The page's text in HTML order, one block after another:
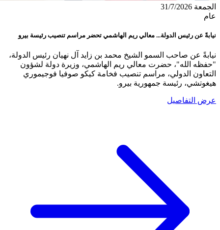
الجمعة 31/7/2026
عام
نيابةً عن رئيس الدولة... معالي ريم الهاشمي تحضر مراسم تنصيب رئيسة بيرو
نيابةً عن صاحب السمو الشيخ محمد بن زايد آل نهيان رئيس الدولة،
"حفظه الله"، حضرت معالي ريم الهاشمي، وزيرة دولة لشؤون
التعاون الدولي، مراسم تنصيب فخامة كيكو صوفيا فوجيموري
هيغوتشي، رئيسة جمهورية بيرو.
عرض التفاصيل